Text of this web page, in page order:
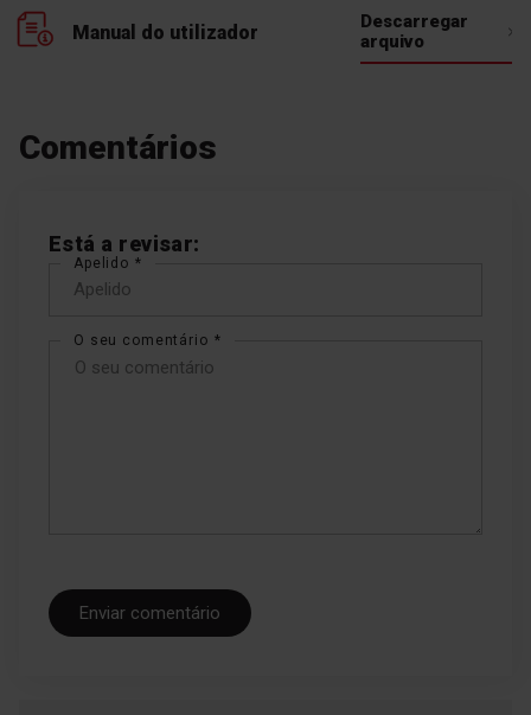
Manual do utilizador
Descarregar
arquivo
Comentários
Está a revisar:
Apelido
O seu comentário
Enviar comentário